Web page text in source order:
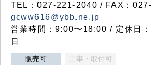
TEL：027-221-2040 / FAX：
gcww616@ybb.ne.jp
営業時間：9:00〜18:00 / 定休日
日
販売可 工事・取付可